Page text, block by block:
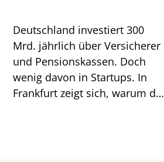
Deutschland investiert 300
Mrd. jährlich über Versicherer
und Pensionskassen. Doch
wenig davon in Startups. In
Frankfurt zeigt sich, warum das